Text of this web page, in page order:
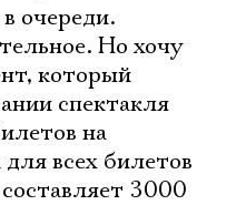
очереди.
Но хочу
который
спектакля
на
всех билетов
3000